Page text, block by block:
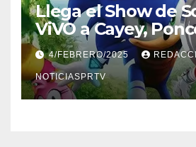
Llega el Show de
ViVO a Cayey,
Barceloneta y
Relojes gratis para
compre ahora….
4/FEBRERO/2025
NOTICIASPRTV